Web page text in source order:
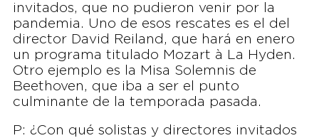
invitados, que no pudieron venir por la
pandemia. Uno de esos rescates es el del
director David Reiland, que hará en enero
un programa titulado Mozart à La Hyden.
Otro ejemplo es la Misa Solemnis de
Beethoven, que iba a ser el punto
culminante de la temporada pasada.
P: ¿Con qué solistas y directores invitados